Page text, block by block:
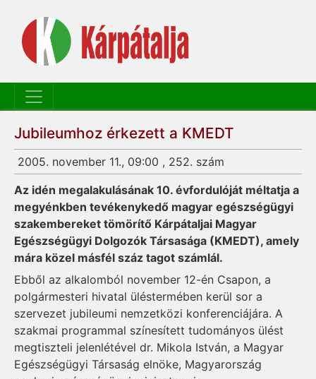
Jubileumhoz érkezett a KMEDT
2005. november 11., 09:00 , 252. szám
Az idén megalakulásának 10. évfordulóját méltatja a
megyénkben tevékenykedő magyar egészségügyi
szakembereket tömörítő Kárpátaljai Magyar
Egészségügyi Dolgozók Társasága (KMEDT), amely
mára közel másfél száz tagot számlál.
Ebből az alkalomból november 12-én Csapon, a
polgármesteri hivatal üléstermében kerül sor a
szervezet jubileumi nemzetközi konferenciájára. A
szakmai programmal színesített tudományos ülést
megtiszteli jelenlétével dr. Mikola István, a Magyar
Egészségügyi Társaság elnöke, Magyarország